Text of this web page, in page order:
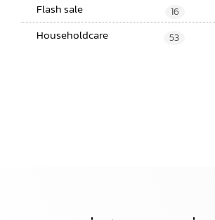
Flash sale 16
Householdcare 53